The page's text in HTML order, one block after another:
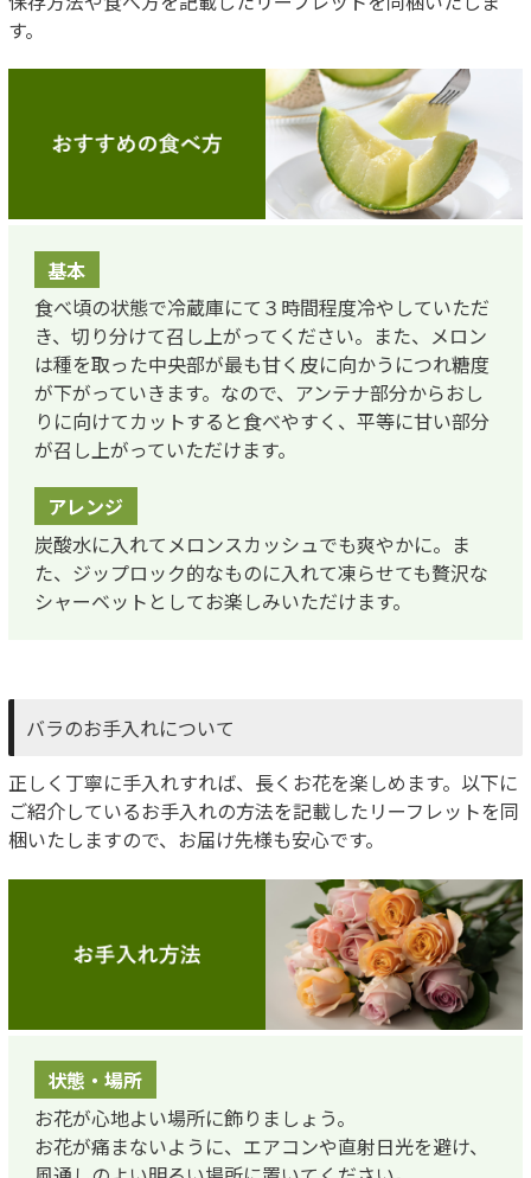
す。
基本
食べ頃の状態で冷蔵庫にて３時間程度冷やしていただ
き、切り分けて召し上がってください。また、メロン
は種を取った中央部が最も甘く皮に向かうにつれ糖度
が下がっていきます。なので、アンテナ部分からおし
りに向けてカットすると食べやすく、平等に甘い部分
が召し上がっていただけます。
アレンジ
炭酸水に入れてメロンスカッシュでも爽やかに。ま
た、ジップロック的なものに入れて凍らせても贅沢な
シャーベットとしてお楽しみいただけます。
バラのお手入れについて
正しく丁寧に手入れすれば、長くお花を楽しめます。以下に
ご紹介しているお手入れの方法を記載したリーフレットを同
梱いたしますので、お届け先様も安心です。
状態・場所
お花が心地よい場所に飾りましょう。
お花が痛まないように、エアコンや直射日光を避け、